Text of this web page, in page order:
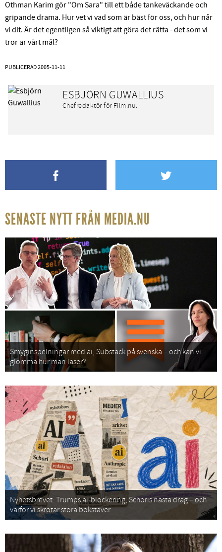
Othman Karim gör "Om Sara" till ett både tankeväckande och
gripande drama. Hur vet vi vad som är bäst för oss, och hur når
vi dit. Är det egentligen så viktigt att göra det rätta - det som vi
tror är vårt mål?
PUBLICERAD2005-11-11
ESBJÖRN GUWALLIUS
Chefredaktör för Film.nu.
SENASTE NYTT FRÅN MEDIA.NU
Smyginspelningar med ai, Substack på svenska – och kan vi
glömma hur man läser?
Nyhetsbrevet: Trumps ai-blockering, Schoris nästa drag – och
varför vi skrotar stora bokstäver